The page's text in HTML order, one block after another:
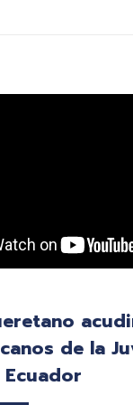
de la